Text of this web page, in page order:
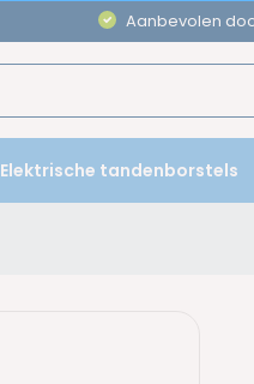
Aanbevolen
Elektrische tandenborstels